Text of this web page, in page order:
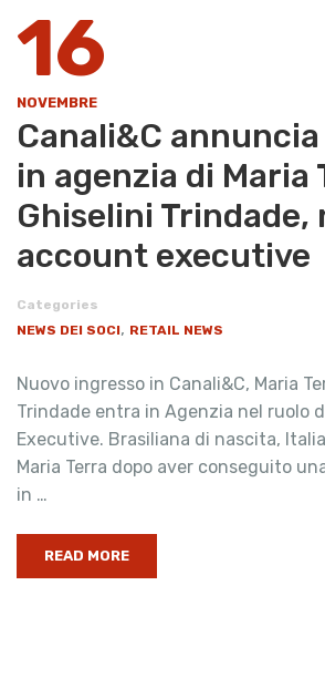
16
NOVEMBRE
Canali&C annuncia
in agenzia di Maria
Ghiselini Trindade,
account executive
Categories
NEWS DEI SOCI, RETAIL NEWS
Nuovo ingresso in Canali&C, Maria
Trindade entra in Agenzia nel ruolo
Executive. Brasiliana di nascita,
Maria Terra dopo aver conseguito
in …
READ MORE